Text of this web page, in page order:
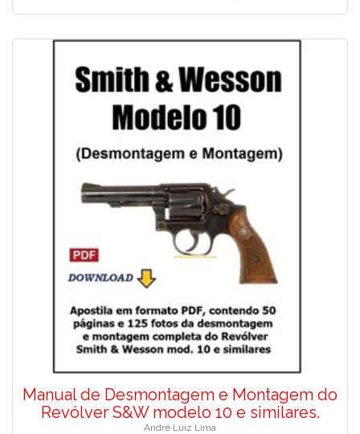
Manual de Desmontagem e Montagem do
Revólver S&W modelo 10 e similares.
André Luiz Lima